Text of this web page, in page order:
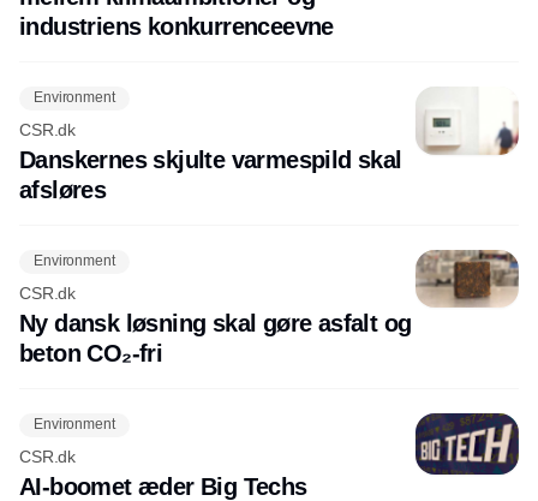
industriens konkurrenceevne
Environment
CSR.dk
Danskernes skjulte varmespild skal
afsløres
Environment
CSR.dk
Ny dansk løsning skal gøre asfalt og
beton CO₂-fri
Environment
CSR.dk
AI-boomet æder Big Techs